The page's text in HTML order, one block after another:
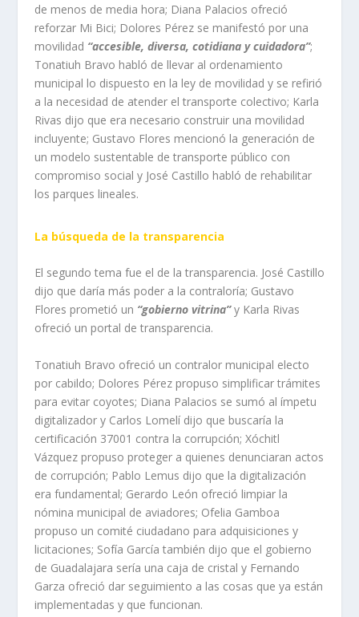
de menos de media hora; Diana Palacios ofreció
reforzar Mi Bici; Dolores Pérez se manifestó por una
movilidad “accesible, diversa, cotidiana y cuidadora”;
Tonatiuh Bravo habló de llevar al ordenamiento
municipal lo dispuesto en la ley de movilidad y se refirió
a la necesidad de atender el transporte colectivo; Karla
Rivas dijo que era necesario construir una movilidad
incluyente; Gustavo Flores mencionó la generación de
un modelo sustentable de transporte público con
compromiso social y José Castillo habló de rehabilitar
los parques lineales.
La búsqueda de la transparencia
El segundo tema fue el de la transparencia. José Castillo
dijo que daría más poder a la contraloría; Gustavo
Flores prometió un “gobierno vitrina” y Karla Rivas
ofreció un portal de transparencia.
Tonatiuh Bravo ofreció un contralor municipal electo
por cabildo; Dolores Pérez propuso simplificar trámites
para evitar coyotes; Diana Palacios se sumó al ímpetu
digitalizador y Carlos Lomelí dijo que buscaría la
certificación 37001 contra la corrupción; Xóchitl
Vázquez propuso proteger a quienes denunciaran actos
de corrupción; Pablo Lemus dijo que la digitalización
era fundamental; Gerardo León ofreció limpiar la
nómina municipal de aviadores; Ofelia Gamboa
propuso un comité ciudadano para adquisiciones y
licitaciones; Sofía García también dijo que el gobierno
de Guadalajara sería una caja de cristal y Fernando
Garza ofreció dar seguimiento a las cosas que ya están
implementadas y que funcionan.